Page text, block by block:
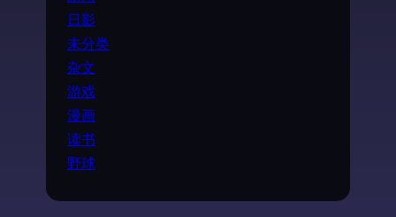
日影
未分类
杂文
游戏
漫画
读书
野球